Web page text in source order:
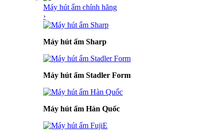
Máy hút ẩm chính hãng
›
Máy hút ẩm Sharp
Máy hút ẩm Stadler Form
Máy hút ẩm Hàn Quốc